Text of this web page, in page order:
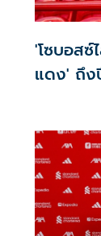
'โซบอส
แดง' ถึง